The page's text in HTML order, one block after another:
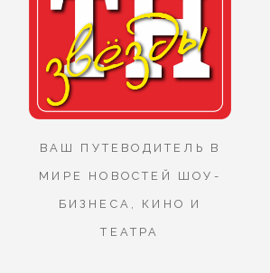
ВАШ ПУТЕВОДИТЕЛЬ В
МИРЕ НОВОСТЕЙ ШОУ-
БИЗНЕСА, КИНО И
ТЕАТРА